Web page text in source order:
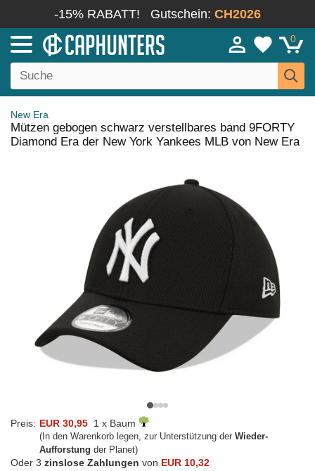
-15% RABATT! Gutschein: CH2026
0
New Era
Mützen gebogen schwarz verstellbares band 9FORTY
Diamond Era der New York Yankees MLB von New Era
Preis: EUR 30,95 1 x Baum
(In den Warenkorb legen, zur Unterstützung der Wieder-
Aufforstung der Planet)
Oder 3 zinslose Zahlungen von EUR 10,32